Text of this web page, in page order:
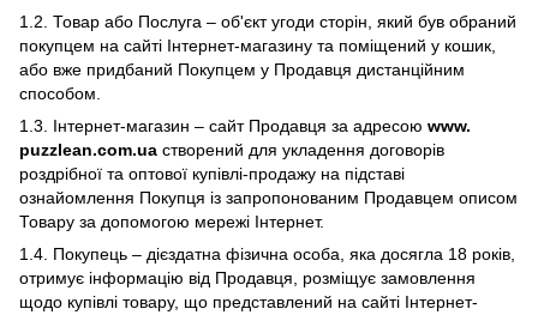
1.2. Товар або Послуга – об'єкт угоди сторін, який був обраний
покупцем на сайті Інтернет-магазину та поміщений у кошик,
або вже придбаний Покупцем у Продавця дистанційним
способом.
1.3. Інтернет-магазин – сайт Продавця за адресою www.
puzzlean.com.ua створений для укладення договорів
роздрібної та оптової купівлі-продажу на підставі
ознайомлення Покупця із запропонованим Продавцем описом
Товару за допомогою мережі Інтернет.
1.4. Покупець – дієздатна фізична особа, яка досягла 18 років,
отримує інформацію від Продавця, розміщує замовлення
щодо купівлі товару, що представлений на сайті Інтернет-